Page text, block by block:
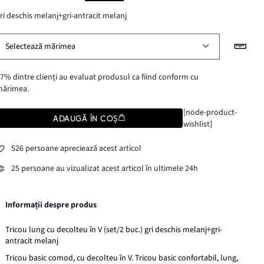
deschis melanj+gri-antracit melanj
Selectează mărimea
dintre clienți au evaluat produsul ca fiind conform cu
ADAUGĂ ÎN COȘ
[node-product-
wishlist]
526 persoane apreciează acest articol
25 persoane au vizualizat acest articol în ultimele 24h
Informații despre produs
Tricou lung cu decolteu în V (set/2 buc.) gri deschis melanj+gri-
antracit melanj
Tricou basic comod, cu decolteu în V. Tricou basic confortabil, lung,